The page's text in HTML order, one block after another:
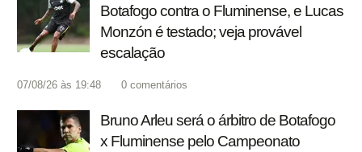
Botafogo contra o Fluminense, e Lucas
Monzón é testado; veja provável
escalação
07/08/26 às 19:48 0 comentários
Bruno Arleu será o árbitro de Botafogo
x Fluminense pelo Campeonato